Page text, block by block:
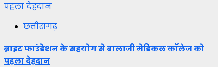
पहला देहदान
छत्तीसगढ़
ब्राइट फाउंडेशन के सहयोग से बालाजी मेडिकल कॉलेज को
पहला देहदान